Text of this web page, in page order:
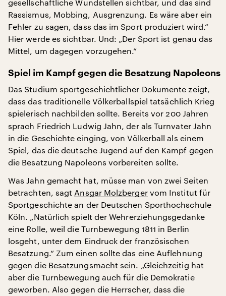
gesellschaftliche Wundstellen sichtbar, und das sind
Rassismus, Mobbing, Ausgrenzung. Es wäre aber ein
Fehler zu sagen, dass das im Sport produziert wird.“
Hier werde es sichtbar. Und: „Der Sport ist genau das
Mittel, um dagegen vorzugehen.“
Spiel im Kampf gegen die Besatzung Napoleons
Das Studium sportgeschichtlicher Dokumente zeigt,
dass das traditionelle Völkerballspiel tatsächlich Krieg
spielerisch nachbilden sollte. Bereits vor 200 Jahren
sprach Friedrich Ludwig Jahn, der als Turnvater Jahn
in die Geschichte einging, von Völkerball als einem
Spiel, das die deutsche Jugend auf den Kampf gegen
die Besatzung Napoleons vorbereiten sollte.
Was Jahn gemacht hat, müsse man von zwei Seiten
betrachten, sagt Ansgar Molzbergervom Institut für
Sportgeschichte an der Deutschen Sporthochschule
Köln. „Natürlich spielt der Wehrerziehungsgedanke
eine Rolle, weil die Turnbewegung 1811 in Berlin
losgeht, unter dem Eindruck der französischen
Besatzung.“ Zum einen sollte das eine Auflehnung
gegen die Besatzungsmacht sein. „Gleichzeitig hat
aber die Turnbewegung auch für die Demokratie
geworben. Also gegen die Herrscher, dass die